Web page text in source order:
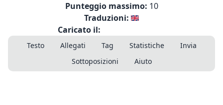
Punteggio massimo: 10
Traduzioni:
Caricato il:
Testo Allegati Tag Statistiche
Invia
Sottoposizioni
Aiuto